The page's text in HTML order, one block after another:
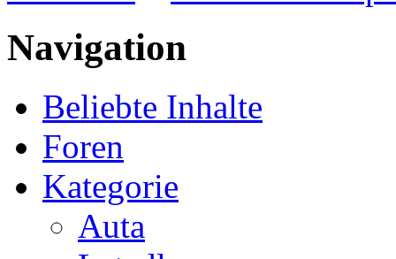
Navigation
Beliebte Inhalte
Foren
Kategorie
Auta